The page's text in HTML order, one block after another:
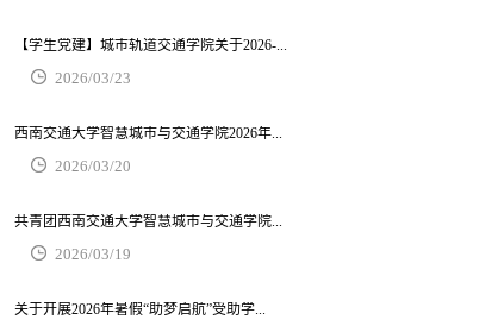
【学生党建】城市轨道交通学院关于2026-...
2026/03/23
西南交通大学智慧城市与交通学院2026年...
2026/03/20
共青团西南交通大学智慧城市与交通学院...
2026/03/19
关于开展2026年暑假“助梦启航”受助学...